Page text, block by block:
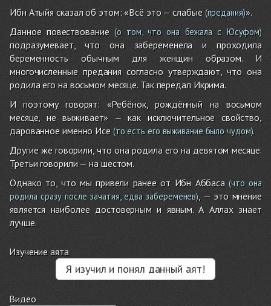
Ибн Атыйя сказал об этом: «Всё это — слабые(предания)».
Данное повествование(о том, что она бежала с Юсуфом)
подразумевает, что она забеременела и проходила
беременность обычным для женщин образом. И
многочисленные предания согласно утверждают, что она
родила его на восьмом месяце. Так передал Икрима.
И поэтому говорят: «Ребёнок, рождённый на восьмом
месяце, не выживает» — как исключительное свойство,
дарованное именно Исе(то есть его выживание было чудом).
Другие же говорили, что она родила его на девятом месяце.
Третьи говорили — на шестом.
Однако то, что мы привели ранее от Ибн Аббаса (что она
родила сразу после зачатия, едва забеременев), — это мнение
является наиболее достоверным и явным. А Аллах знает
лучше.
Изучение аята
Я изучил и понял данный аят!
Видео